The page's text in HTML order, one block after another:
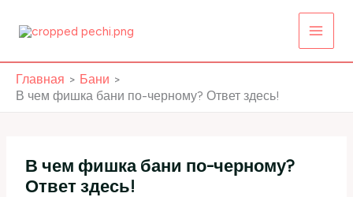
Главная
Бани
В чем фишка бани по-черному? Ответ здесь!
В чем фишка бани по-черному?
Ответ здесь!